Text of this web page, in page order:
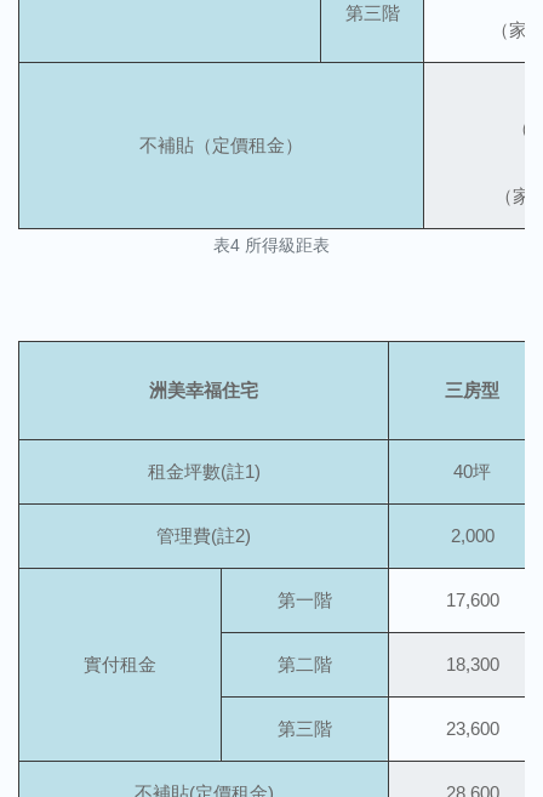
第三階
（家
不補貼（定價租金）
（
（
表4 所得級距表
洲美幸福住宅 三房型
租金坪數(註1) 40坪
管理費(註2) 2,000
實付租金
第一階 17,600
第二階 18,300
第三階 23,600
不補貼(定價租金) 28,600